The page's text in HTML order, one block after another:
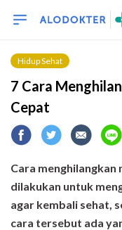
Hidup Sehat
7 Cara
Cepat
Cara menghilangkan
dilakukan untuk
agar kembali sehat,
cara tersebut ada